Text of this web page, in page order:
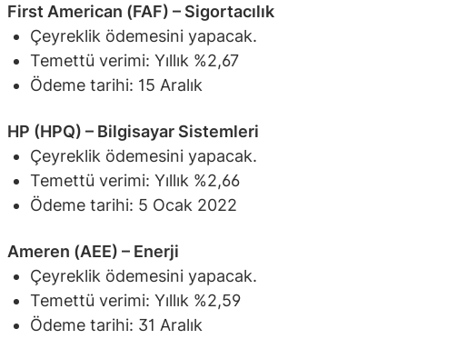
First American (FAF) – Sigortacılık
Çeyreklik ödemesini yapacak.
Temettü verimi: Yıllık %2,67
Ödeme tarihi: 15 Aralık
HP (HPQ) – Bilgisayar Sistemleri
Çeyreklik ödemesini yapacak.
Temettü verimi: Yıllık %2,66
Ödeme tarihi: 5 Ocak 2022
Ameren (AEE) – Enerji
Çeyreklik ödemesini yapacak.
Temettü verimi: Yıllık %2,59
Ödeme tarihi: 31 Aralık